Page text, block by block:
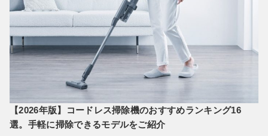
【2026年版】コードレス掃除機のおすすめランキング16
選。手軽に掃除できるモデルをご紹介